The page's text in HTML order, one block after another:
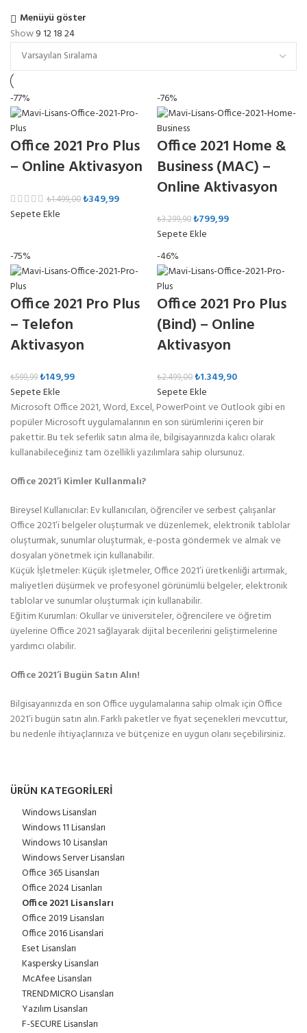
ÜRÜN KATEGORILERI
Windows Lisansları
Windows 11 Lisansları
Windows 10 Lisansları
Windows Server Lisansları
Office 365 Lisansları
Office 2024 Lisanları
Office 2021 Lisansları
Office 2019 Lisansları
Office 2016 Lisanslari
Eset Lisansları
Kaspersky Lisansları
McAfee Lisansları
TRENDMICRO Lisansları
Yazılım Lisansları
F-SECURE Lisansları
Menüyü göster
Show9121824
-77%
Office 2021 Pro Plus
– Online Aktivasyon
₺1.499,00₺349,99
Sepete Ekle
-76%
Office 2021 Home &
Business (MAC) –
Online Aktivasyon
₺3.299,90₺799,99
Sepete Ekle
-75%
Office 2021 Pro Plus
– Telefon
Aktivasyon
₺599,99₺149,99
Sepete Ekle
-46%
Office 2021 Pro Plus
(Bind) – Online
Aktivasyon
₺2.499,00₺1.349,90
Sepete Ekle
Microsoft Office 2021, Word, Excel, PowerPoint ve Outlook gibi en
popüler Microsoft uygulamalarının en son sürümlerini içeren bir
pakettir. Bu tek seferlik satın alma ile, bilgisayarınızda kalıcı olarak
kullanabileceğiniz tam özellikli yazılımlara sahip olursunuz.
Office 2021’i Kimler Kullanmalı?
Bireysel Kullanıcılar: Ev kullanıcıları, öğrenciler ve serbest çalışanlar
Office 2021’i belgeler oluşturmak ve düzenlemek, elektronik tablolar
oluşturmak, sunumlar oluşturmak, e-posta göndermek ve almak ve
dosyaları yönetmek için kullanabilir.
Küçük İşletmeler: Küçük işletmeler, Office 2021’i üretkenliği artırmak,
maliyetleri düşürmek ve profesyonel görünümlü belgeler, elektronik
tablolar ve sunumlar oluşturmak için kullanabilir.
Eğitim Kurumları: Okullar ve üniversiteler, öğrencilere ve öğretim
üyelerine Office 2021 sağlayarak dijital becerilerini geliştirmelerine
yardımcı olabilir.
Office 2021’i Bugün Satın Alın!
Bilgisayarınızda en son Office uygulamalarına sahip olmak için Office
2021’i bugün satın alın. Farklı paketler ve fiyat seçenekleri mevcuttur,
bu nedenle ihtiyaçlarınıza ve bütçenize en uygun olanı seçebilirsiniz.